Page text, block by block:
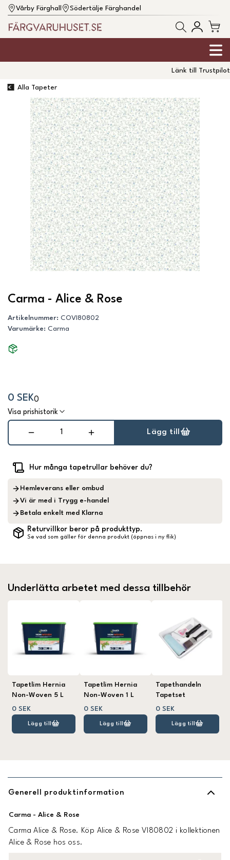
Vårby Färghall Södertälje Färghandel
Länk till Trustpilot
Alla Tapeter
Carma - Alice & Rose
Artikelnummer: COVI80802
Varumärke: Carma
0 SEK0
Visa prishistorik
Lägg till
Hur många tapetrullar behöver du?
Hemleverans eller ombud
Vi är med i Trygg e-handel
Betala enkelt med Klarna
Returvillkor beror på produkttyp.
Se vad som gäller för denna produkt (öppnas i ny flik)
Underlätta arbetet med dessa tillbehör
Tapetlim Hernia
Non-Woven 5 L
0 SEK
Lägg till
Tapetlim Hernia
Non-Woven 1 L
0 SEK
Lägg till
Tapethandeln
Tapetset
0 SEK
Lägg till
Generell produktinformation
Carma - Alice & Rose
Carma Alice & Rose. Köp Alice & Rose VI80802 i kollektionen
Alice & Rose hos oss.